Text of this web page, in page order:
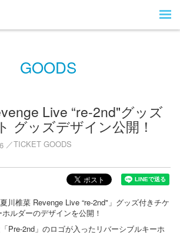
GOODS
Live “re-2nd"グッズ
グッズデザイン公開！
TICKET GOODS
川椎菜 Revenge Live “re-2nd"」グッズ付きチケ
ルダーのデザインを公開！
Pre-2nd」のロゴが入ったリバーシブルキーホ